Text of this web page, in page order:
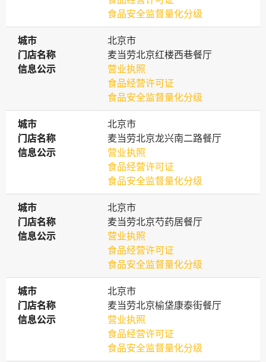
食品安全监督量化分级
城市
城市
北京市
门店名称
门店名称
麦当劳北京红楼西巷餐厅
信息公示
信息公示
营业执照
食品经营许可证
食品安全监督量化分级
城市
城市
北京市
门店名称
门店名称
麦当劳北京龙兴南二路餐厅
信息公示
信息公示
营业执照
食品经营许可证
食品安全监督量化分级
城市
城市
北京市
门店名称
门店名称
麦当劳北京芍药居餐厅
信息公示
信息公示
营业执照
食品经营许可证
食品安全监督量化分级
城市
城市
北京市
门店名称
门店名称
麦当劳北京榆垡康泰街餐厅
信息公示
信息公示
营业执照
食品经营许可证
食品安全监督量化分级